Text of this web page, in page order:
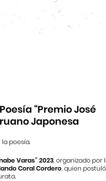
“Premio José
Japonesa
poesía.
Varas” 2023, organizado por
Coral Cordero, quien